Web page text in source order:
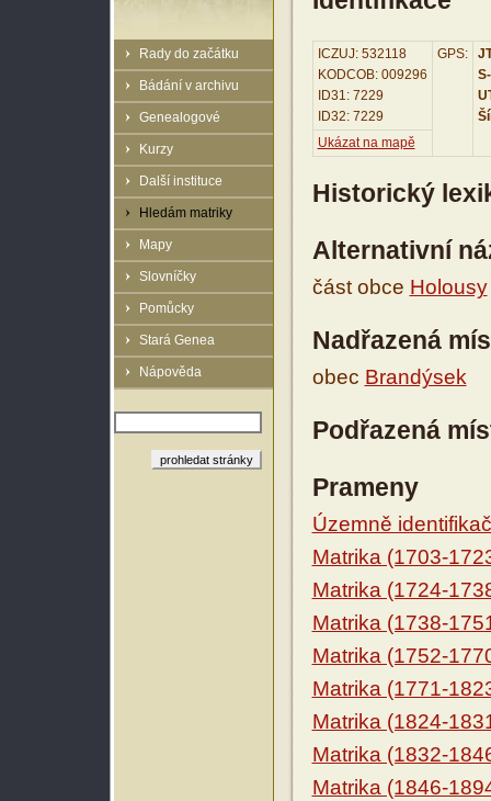
Rady do začátku
Bádání v archivu
Genealogové
Kurzy
Další instituce
Hledám matriky
Mapy
Slovníčky
Pomůcky
Stará Genea
Nápověda
ICZUJ: 532118
KODCOB: 009296
ID31: 7229
ID32: 7229
GPS:
Ukázat na mapě
Historický
Alternativní
část obce Holousy
Nadřazená
obec Brandýsek
Podřazená
Prameny
Územně
Matrika (1703-
Matrika (1724-
Matrika (1738-
Matrika (1752-
Matrika (1771-
Matrika (1824-
Matrika (1832-
Matrika (1846-